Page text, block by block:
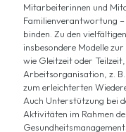
Mitarbeiterinnen und
Familienverantwortung
binden. Zu den
insbesondere Modelle
wie Gleitzeit oder
Arbeitsorganisation, z.
zum erleichterten
Auch Unterstützung bei
Aktivitäten im Rahmen